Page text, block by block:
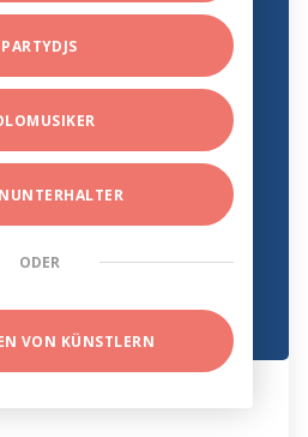
PARTYDJS
ODER
VON KÜNSTLERN